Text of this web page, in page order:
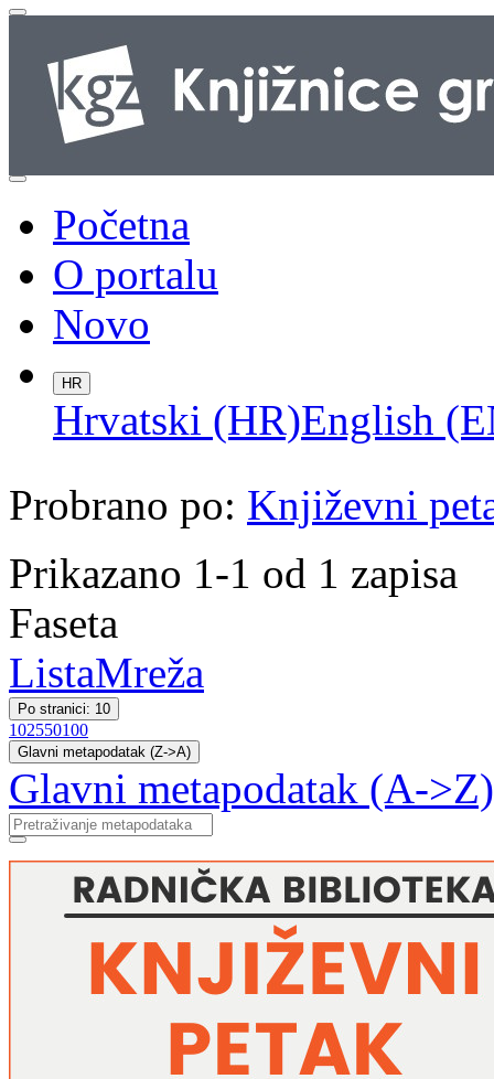
Početna
O portalu
Novo
HR
Hrvatski (HR)English
Probrano po: Književni
Prikazano 1-1 od 1 zapisa
Faseta
ListaMreža
Po stranici: 10
102550100
Glavni metapodatak (Z->A)
Glavni metapodatak (A->Z)